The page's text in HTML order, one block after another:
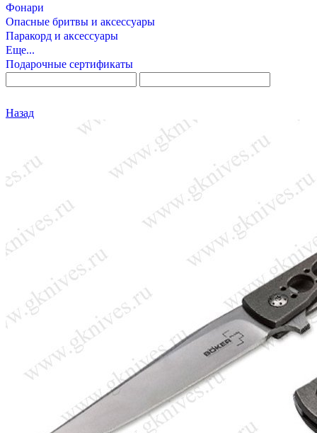
Фонари
Опасные бритвы и аксессуары
Паракорд и аксессуары
Еще...
Подарочные сертификаты
Назад